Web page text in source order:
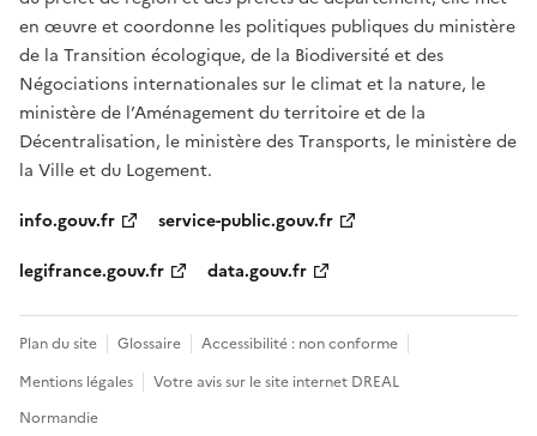
en œuvre et coordonne les politiques publiques du ministère
de la Transition écologique, de la Biodiversité et des
Négociations internationales sur le climat et la nature, le
ministère de l’Aménagement du territoire et de la
Décentralisation, le ministère des Transports, le ministère de
la Ville et du Logement.
info.gouv.fr
service-public.gouv.fr
legifrance.gouv.fr
data.gouv.fr
Plan du site Glossaire
Accessibilité : non conforme
Mentions légales
Votre avis sur le site internet DREAL
Normandie